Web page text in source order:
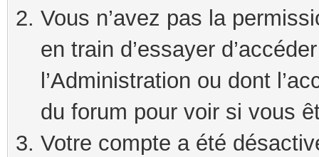
Vous n’avez pas la
en train d’essayer
l’Administration ou dont
du forum pour voir si vous
Votre compte a été